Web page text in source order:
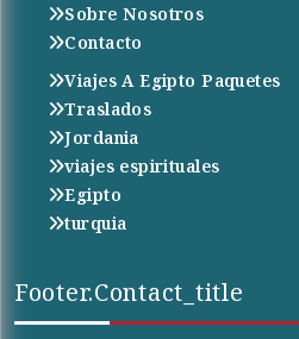
Sobre Nosotros
Contacto
Viajes A Egipto Paquetes
Traslados
Jordania
viajes espirituales
Egipto
turquia
Footer.contact_title